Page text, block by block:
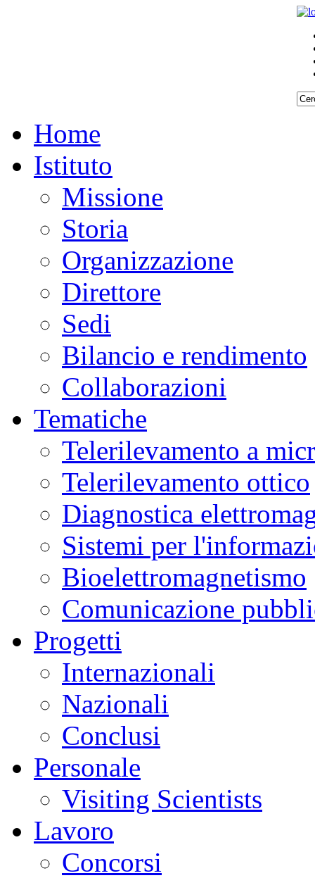
Home
Istituto
Missione
Storia
Organizzazione
Direttore
Sedi
Bilancio e rendimento
Collaborazioni
Tematiche
Telerilevamento a
Telerilevamento ottico
Diagnostica
Sistemi per
Bioelettromagnetismo
Comunicazione
Progetti
Internazionali
Nazionali
Conclusi
Personale
Visiting Scientists
Lavoro
Concorsi